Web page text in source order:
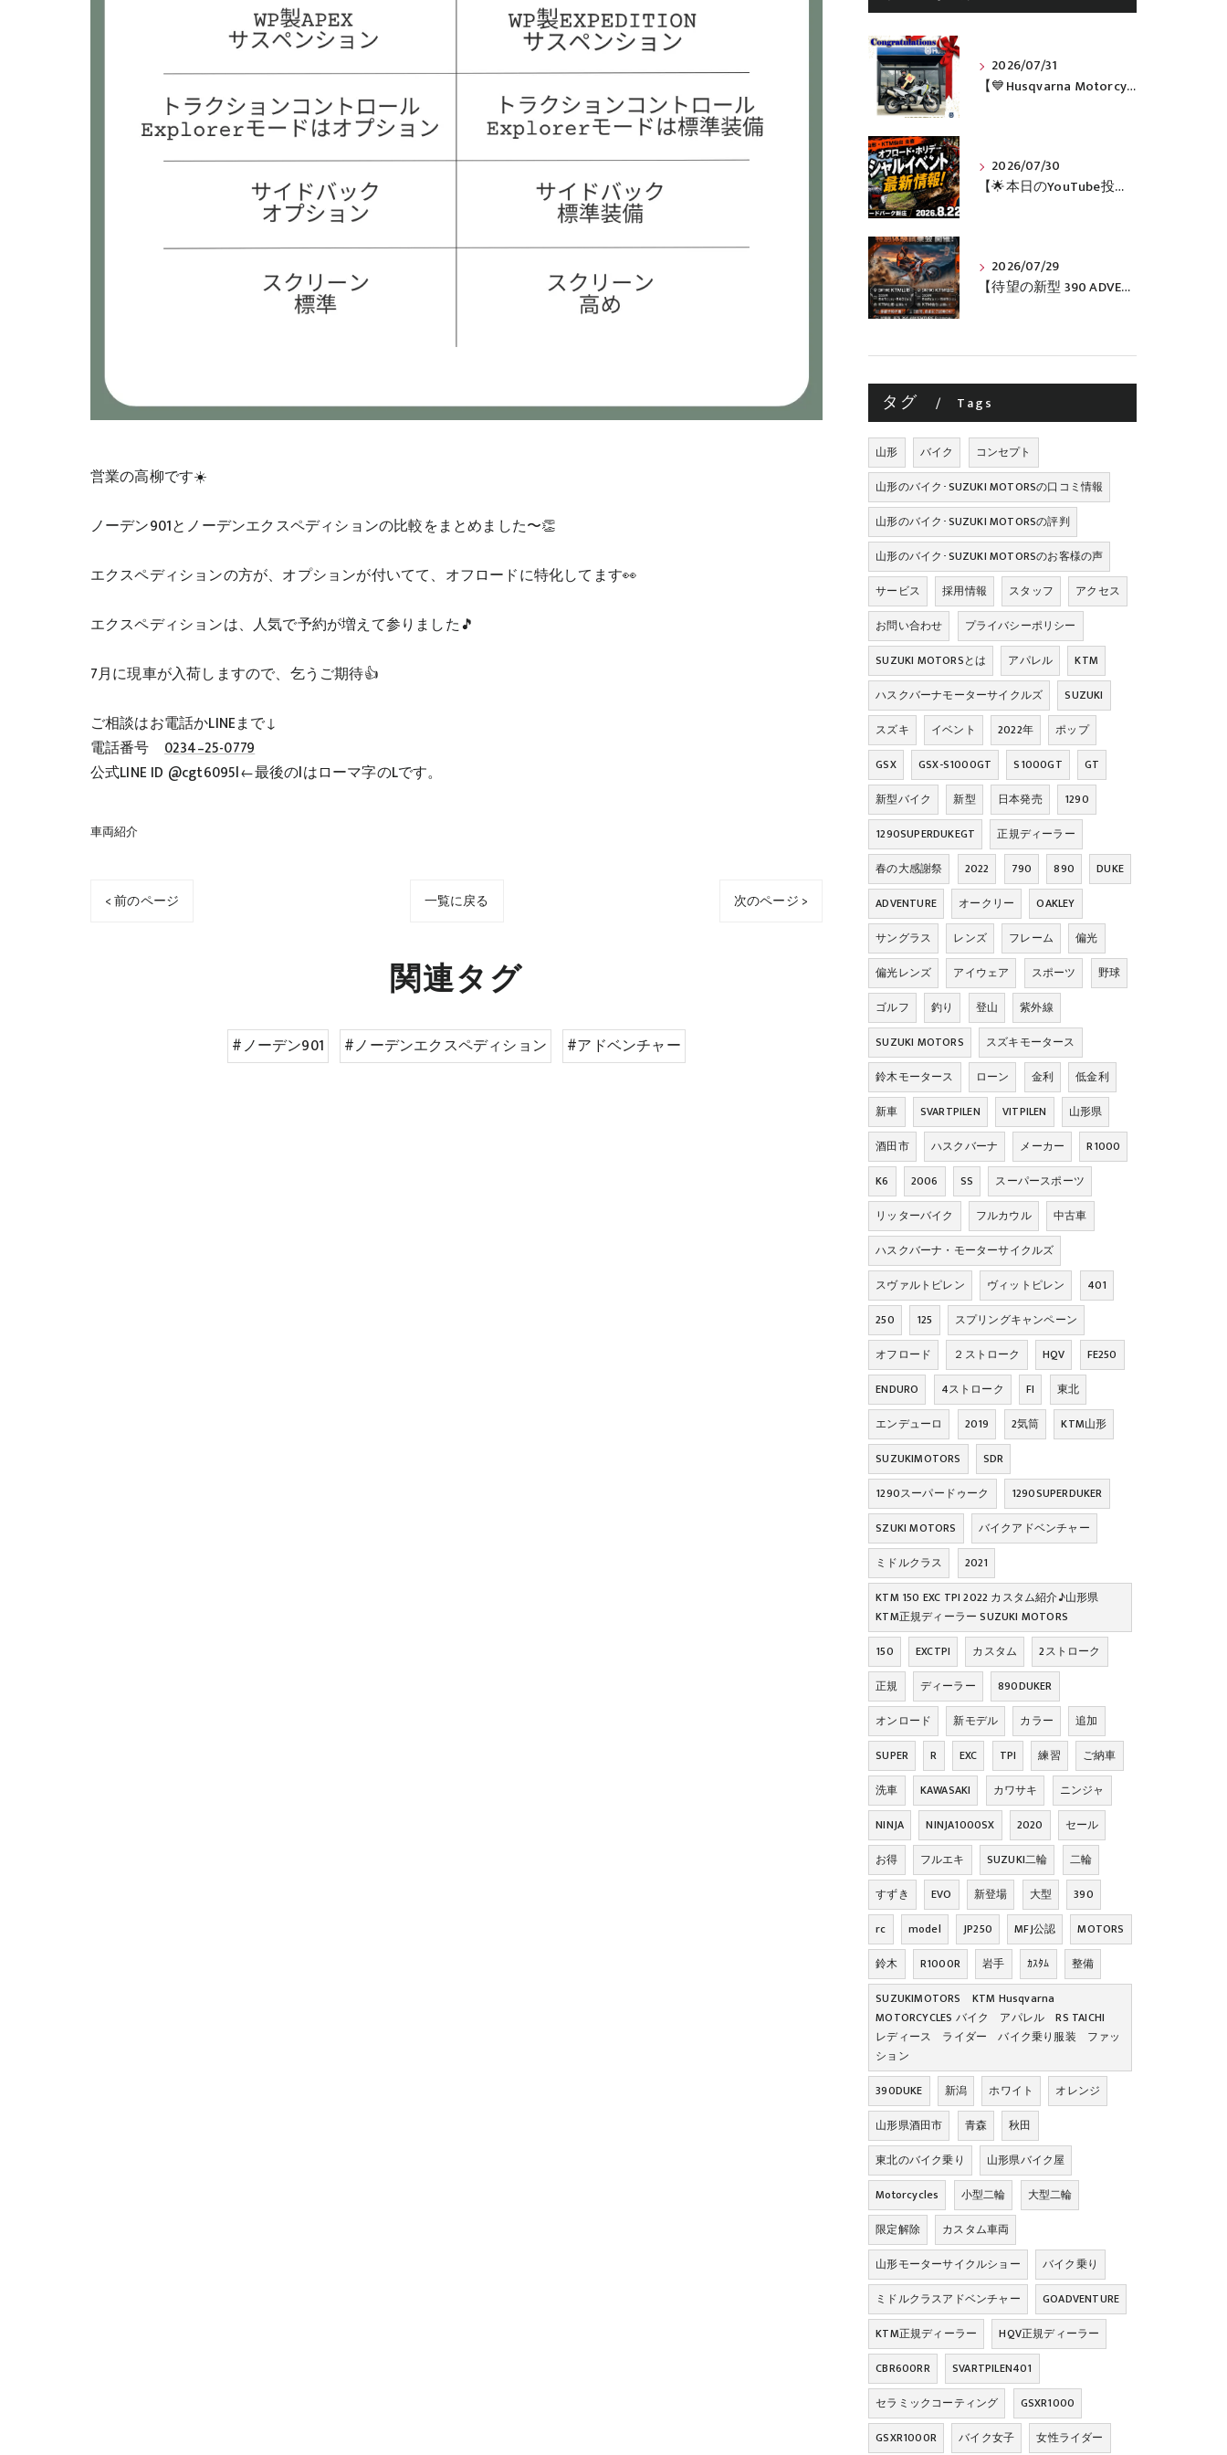
営業の高柳です☀️
ノーデン901とノーデンエクスペディションの比較をまとめました〜👏
エクスペディションの方が、オプションが付いてて、オフロードに特化してます👀
エクスペディションは、人気で予約が増えて参りました🎵
7月に現車が入荷しますので、乞うご期待👍
ご相談はお電話かLINEまで↓
電話番号 0234–25-0779
公式LINE ID @cgt6095l←最後のlはローマ字のLです。
車両紹介
< 前のページ 一覧に戻る 次のページ >
関連タグ
#ノーデン901 #ノーデンエクスペディション #アドベンチャー
2026/07/31
【💙Husqvarna Motorcycles / NORDEN 901💙】 ご納車おめでとうございます🎉✨
2026/07/30
【🌟本日のYouTube投稿完了🌟】 🔥田中太一さんをスペシャルゲストに🔥 8月22日(土)オフロード・ホリデー最新情報！！
2026/07/29
【待望の新型 390 ADVENTURE R 体験試乗会 開催決定！［KTM山形・KTM仙台］】
タグ Tags
山形 バイク
コンセプト
山形のバイク･SUZUKI MOTORSの口コミ情報
山形のバイク･SUZUKI MOTORSの評判
山形のバイク･SUZUKI MOTORSのお客様の声
サービス
採用情報 スタッフ
アクセス
お問い合わせ
プライバシーポリシー
SUZUKI MOTORSとは
アパレル
KTM
ハスクバーナモーターサイクルズ
SUZUKI
スズキ
イベント 2022年
ポップ
GSX
GSX-S1000GT S1000GT
GT
新型バイク
新型 日本発売
1290
1290SUPERDUKEGT
正規ディーラー
春の大感謝祭
2022 790 890
DUKE
ADVENTURE
オークリー
OAKLEY
サングラス
レンズ フレーム
偏光
偏光レンズ
アイウェア スポーツ
野球
ゴルフ
釣り 登山
紫外線
SUZUKI MOTORS
スズキモータース
鈴木モータース
ローン 金利
低金利
新車
SVARTPILEN VITPILEN
山形県
酒田市
ハスクバーナ メーカー
R1000
K6
2006 SS
スーパースポーツ
リッターバイク
フルカウル
中古車
ハスクバーナ・モーターサイクルズ
スヴァルトピレン
ヴィットピレン
401
250
125
スプリングキャンペーン
オフロード
２ストローク HQV
FE250
ENDURO
4ストローク FI
東北
エンデューロ
2019 2気筒
KTM山形
SUZUKIMOTORS
SDR
1290スーパードゥーク
1290SUPERDUKER
SZUKI MOTORS
バイクアドベンチャー
ミドルクラス
2021
KTM 150 EXC TPI 2022 カスタム紹介♪山形県
KTM正規ディーラー SUZUKI MOTORS
150
EXCTPI カスタム
2ストローク
正規
ディーラー
890DUKER
オンロード
新モデル カラー
追加
SUPER
R EXC TPI 練習
ご納車
洗車
KAWASAKI カワサキ
ニンジャ
NINJA
NINJA1000SX 2020
セール
お得
フルエキ SUZUKI二輪
二輪
すずき
EVO 新登場 大型
390
rc
model JP250 MFJ公認
MOTORS
鈴木
R1000R 岩手 ｶｽﾀﾑ
整備
SUZUKIMOTORS KTM Husqvarna
MOTORCYCLES バイク アパレル RS TAICHI
レディース ライダー バイク乗り服装 ファッ
ション
390DUKE
新潟 ホワイト
オレンジ
山形県酒田市
青森
秋田
東北のバイク乗り
山形県バイク屋
Motorcycles
小型二輪
大型二輪
限定解除
カスタム車両
山形モーターサイクルショー
バイク乗り
ミドルクラスアドベンチャー
GOADVENTURE
KTM正規ディーラー
HQV正規ディーラー
CBR600RR
SVARTPILEN401
セラミックコーティング
GSXR1000
GSXR1000R
バイク女子 女性ライダー